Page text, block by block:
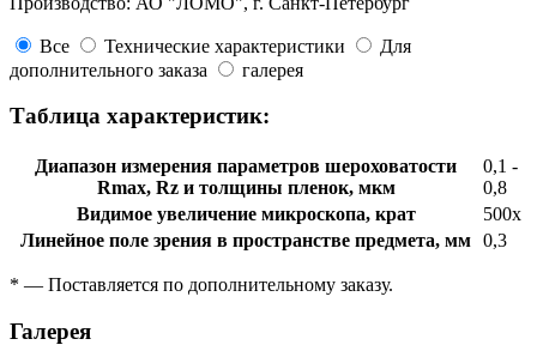
Все Технические характеристики
Для
дополнительного заказа
галерея
Таблица характеристик:
Диапазон измерения параметров шероховатости
Rmax, Rz и толщины пленок, мкм
0,1 -
0,8
Видимое увеличение микроскопа, крат
500х
Линейное поле зрения в пространстве предмета, мм 0,3
* — Поставляется по дополнительному заказу.
Галерея